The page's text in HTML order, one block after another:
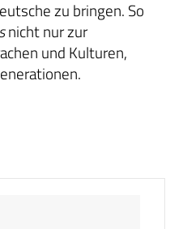
zu bringen. So
nicht nur zur
und Kulturen,